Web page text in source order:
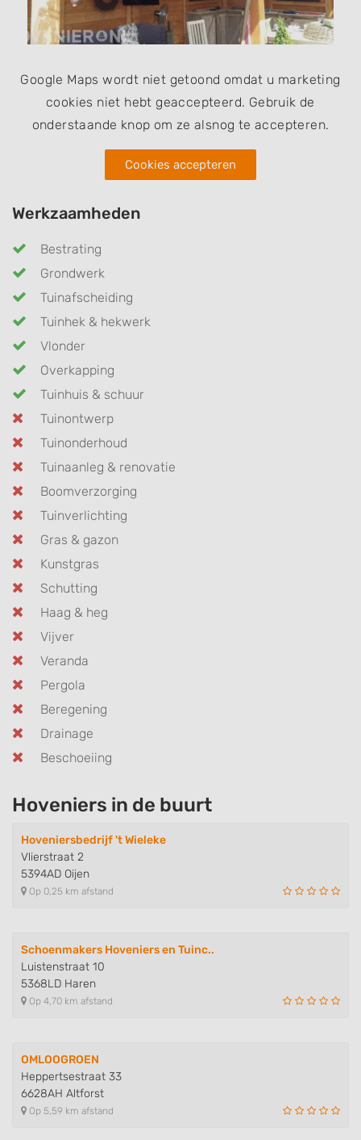
Google Maps wordt niet getoond omdat u marketing
cookies niet hebt geaccepteerd. Gebruik de
onderstaande knop om ze alsnog te accepteren.
Cookies accepteren
Werkzaamheden
Bestrating
Grondwerk
Tuinafscheiding
Tuinhek & hekwerk
Vlonder
Overkapping
Tuinhuis & schuur
Tuinontwerp
Tuinonderhoud
Tuinaanleg & renovatie
Boomverzorging
Tuinverlichting
Gras & gazon
Kunstgras
Schutting
Haag & heg
Vijver
Veranda
Pergola
Beregening
Drainage
Beschoeiing
Hoveniers in de buurt
Hoveniersbedrijf 't Wieleke
Vlierstraat 2
5394AD Oijen
Op 0,25 km afstand
Schoenmakers Hoveniers en Tuinc..
Luistenstraat 10
5368LD Haren
Op 4,70 km afstand
OMLOOGROEN
Heppertsestraat 33
6628AH Altforst
Op 5,59 km afstand